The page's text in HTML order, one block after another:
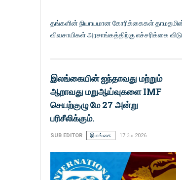
தங்களின் நியாயமான கோரிக்கைகள்
விவசாயிகள் அரசாங்கத்திற்கு எச்சரிக்கை
இலங்கையின் ஐந்தாவது மற்றும்
ஆறாவது மறுஆய்வுகளை IMF
செயற்குழு மே 27 அன்று
பரிசீலிக்கும்.
SUB EDITOR இலங்கை 17 மே 2026